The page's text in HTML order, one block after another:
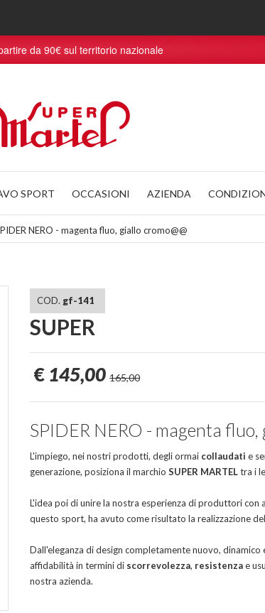
da 90€ sul territorio nazionale
SPORT OCCASIONI AZIENDA
NERO - magenta fluo, giallo cromo@@
COD. gf-141
SUPER
€ 145,00 165,00
SPIDER NERO - magenta fluo,
L'impiego, nei nostri prodotti, degli ormai collaudati e
generazione, posiziona il marchio SUPER MARTELtra i
L'idea poi di unire la nostra esperienza di produttori
questo sport, ha avuto come risultato la realizzazione
Dall'eleganza di design completamente nuovo,
affidabilità in termini di scorrevolezza, resistenzae
nostra azienda.